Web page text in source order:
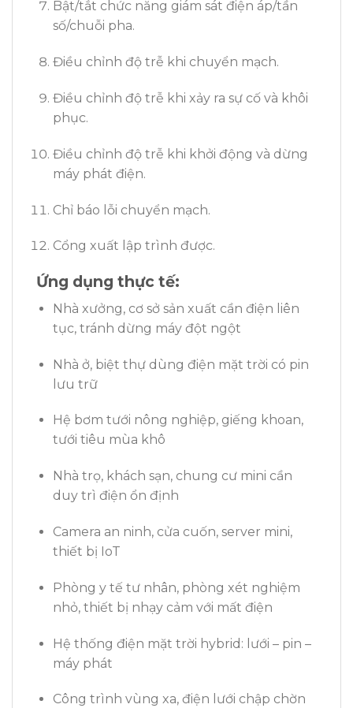
Bật/tắt chức năng giám sát điện áp/tần
số/chuỗi pha.
Điều chỉnh độ trễ khi chuyển mạch.
Điều chỉnh độ trễ khi xảy ra sự cố và khôi
phục.
Điều chỉnh độ trễ khi khởi động và dừng
máy phát điện.
Chỉ báo lỗi chuyển mạch.
Cổng xuất lập trình được.
Ứng dụng thực tế:
Nhà xưởng, cơ sở sản xuất cần điện liên
tục, tránh dừng máy đột ngột
Nhà ở, biệt thự dùng điện mặt trời có pin
lưu trữ
Hệ bơm tưới nông nghiệp, giếng khoan,
tưới tiêu mùa khô
Nhà trọ, khách sạn, chung cư mini cần
duy trì điện ổn định
Camera an ninh, cửa cuốn, server mini,
thiết bị IoT
Phòng y tế tư nhân, phòng xét nghiệm
nhỏ, thiết bị nhạy cảm với mất điện
Hệ thống điện mặt trời hybrid: lưới – pin –
máy phát
Công trình vùng xa, điện lưới chập chờn